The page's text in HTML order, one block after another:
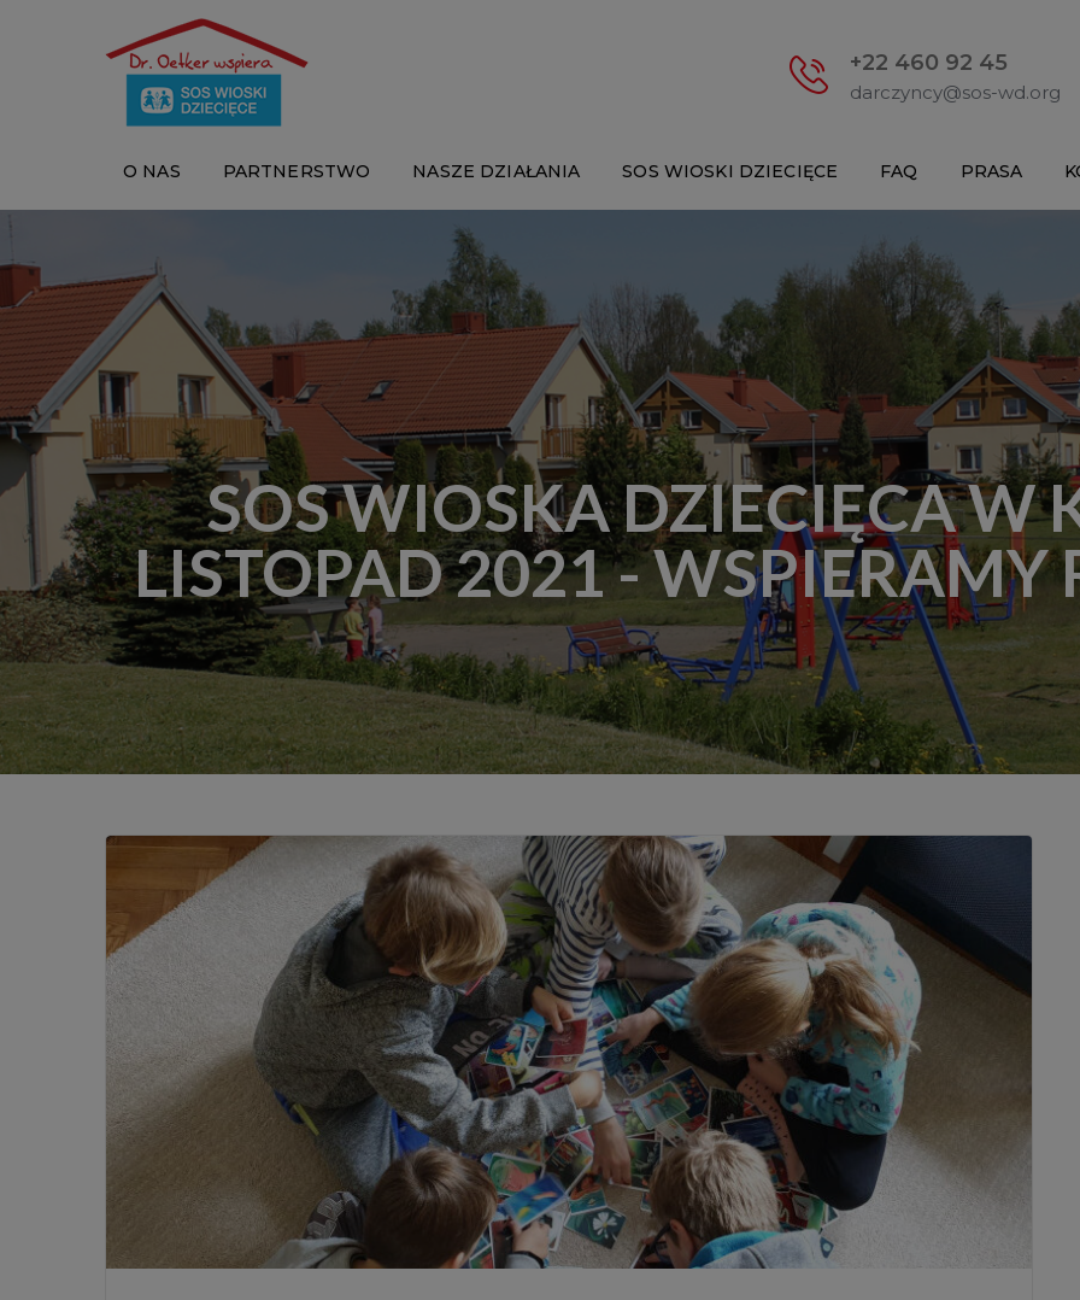
+22 460 92 45
darczyncy@sos-wd.org
O NAS PARTNERSTWO NASZE DZIAŁANIA SOS WIOSKI DZIECIĘCE FAQ PRASA
SOS WIOSKA DZIECIĘCA W
LISTOPAD 2021 - WSPIERAMY